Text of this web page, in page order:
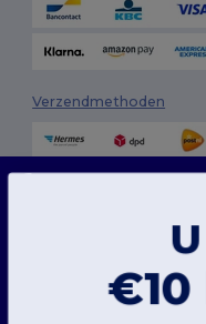
Verzendmethoden
Onze website maakt gebruik van
van de website te analyseren en
garanderen, inclusief op maat
U kunt uw cookievoorkeuren op
zijn voor het functioneren van de
ze noodzakelijk zijn voor de